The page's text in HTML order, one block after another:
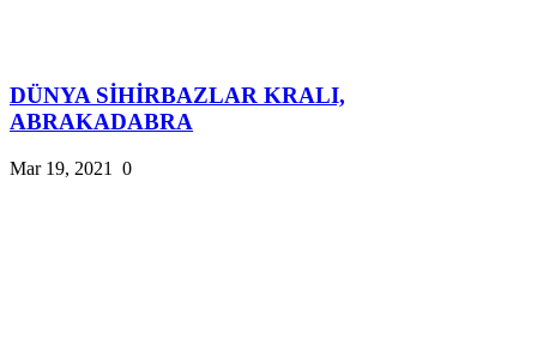
DÜNYA SİHİRBAZLAR KRALI,
ABRAKADABRA
Mar 19, 2021 0